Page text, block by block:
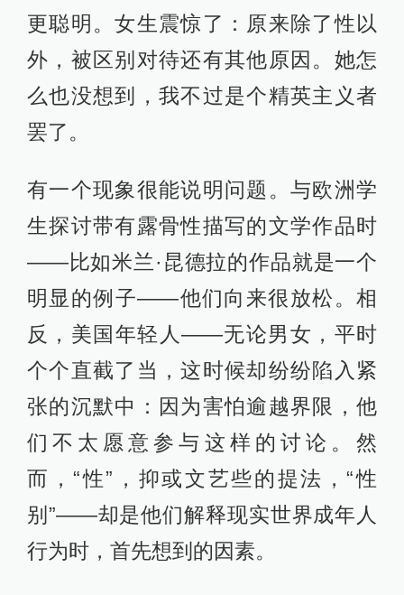
更聪明。女生震惊了：原来除了性以
外，被区别对待还有其他原因。她怎
么也没想到，我不过是个精英主义者
罢了。
有一个现象很能说明问题。与欧洲学
生探讨带有露骨性描写的文学作品时
——比如米兰·昆德拉的作品就是一个
明显的例子——他们向来很放松。相
反，美国年轻人——无论男女，平时
个个直截了当，这时候却纷纷陷入紧
张的沉默中：因为害怕逾越界限，他
们不太愿意参与这样的讨论。然
而，“性”，抑或文艺些的提法，“性
别”——却是他们解释现实世界成年人
行为时，首先想到的因素。